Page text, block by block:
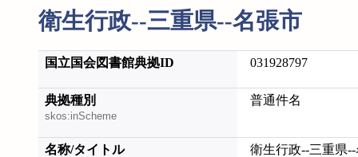
衛生行政--三重県--名張市
国立国会図書館典拠ID 031928797
典拠種別
skos:inScheme
普通件名
名称/タイトル 衛生行政--三重県